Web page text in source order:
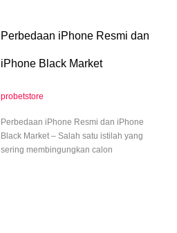
Perbedaan iPhone Resmi dan
iPhone Black Market
probetstore
Perbedaan iPhone Resmi dan iPhone
Black Market – Salah satu istilah yang
sering membingungkan calon